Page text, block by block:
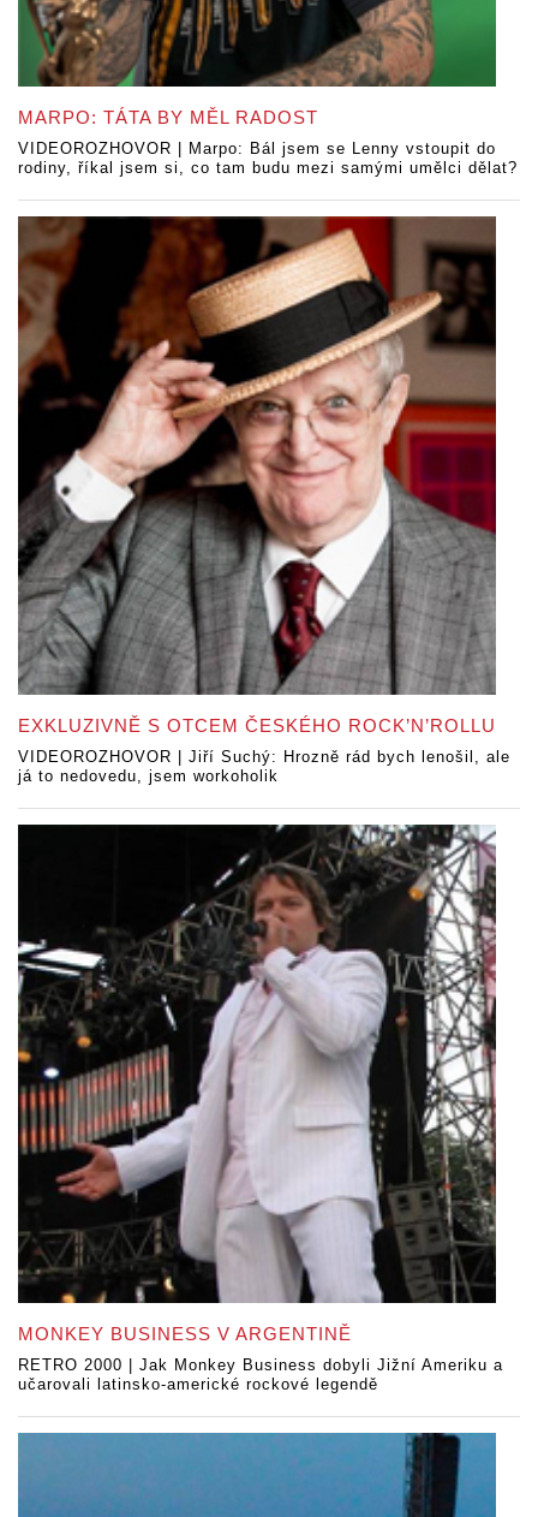
MARPO: TÁTA BY MĚL RADOST
VIDEOROZHOVOR | Marpo: Bál jsem se Lenny vstoupit do
rodiny, říkal jsem si, co tam budu mezi samými umělci dělat?
EXKLUZIVNĚ S OTCEM ČESKÉHO ROCK’N’ROLLU
VIDEOROZHOVOR | Jiří Suchý: Hrozně rád bych lenošil, ale
já to nedovedu, jsem workoholik
MONKEY BUSINESS V ARGENTINĚ
RETRO 2000 | Jak Monkey Business dobyli Jižní Ameriku a
učarovali latinsko-americké rockové legendě